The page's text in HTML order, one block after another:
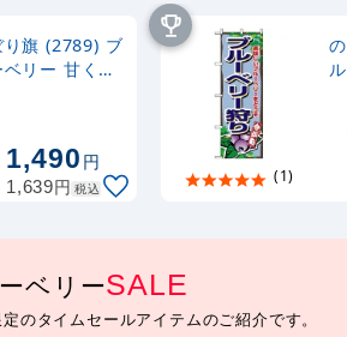
り旗 (2789) ブ
リー 甘くて
1,490円
1,639円 税込
(1)
ベリーSALE
のタイムセールアイテムのご紹介です。